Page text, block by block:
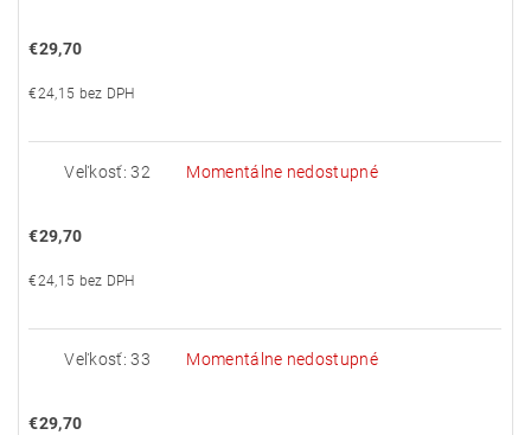
€29,70
€24,15 bez DPH
Veľkosť: 32 Momentálne nedostupné
€29,70
€24,15 bez DPH
Veľkosť: 33 Momentálne nedostupné
€29,70